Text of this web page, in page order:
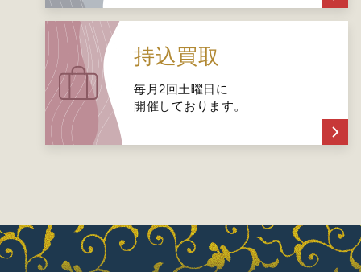
持込買取
毎月2回土曜日に
開催しております。